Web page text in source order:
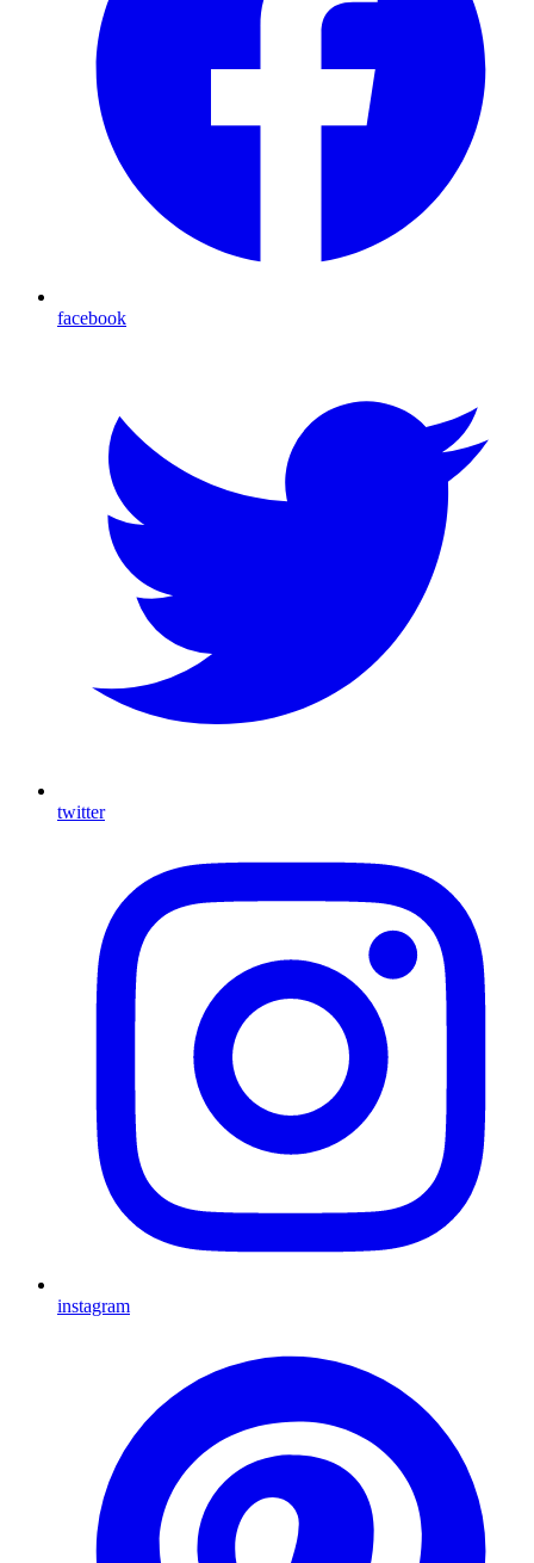
facebook
twitter
instagram